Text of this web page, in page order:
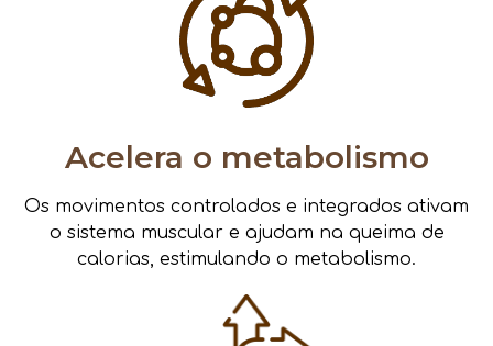
Acelera o metabolismo
Os movimentos controlados e integrados ativam
o sistema muscular e ajudam na queima de
calorias, estimulando o metabolismo.